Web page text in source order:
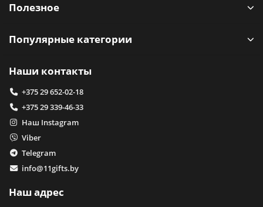
Полезное
Популярные категории
Наши контакты
+375 29 652-02-18
+375 29 339-46-33
Наш Instagram
Viber
Telegram
info@11gifts.by
Наш адрес